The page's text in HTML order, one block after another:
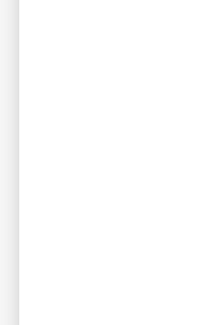
Adressez-
pharmacien
Si vous
sucres,
prendre ce
Ce
les patients